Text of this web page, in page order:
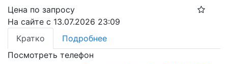
Цена по запросу
На сайте с 13.07.2026 23:09
Кратко
Подробнее
Посмотреть телефон